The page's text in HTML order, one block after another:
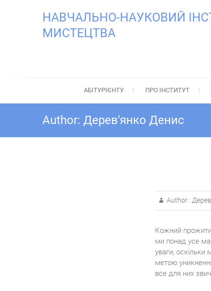
НАВЧАЛЬНО-НАУКОВИЙ
МИСТЕЦТВА
АБІТУРІЄНТУ ПРО ІНСТИТУТ
Author: Дерев'янко Денис
Author :
Кожний
ми понад усе
уваги,
метою
все для них